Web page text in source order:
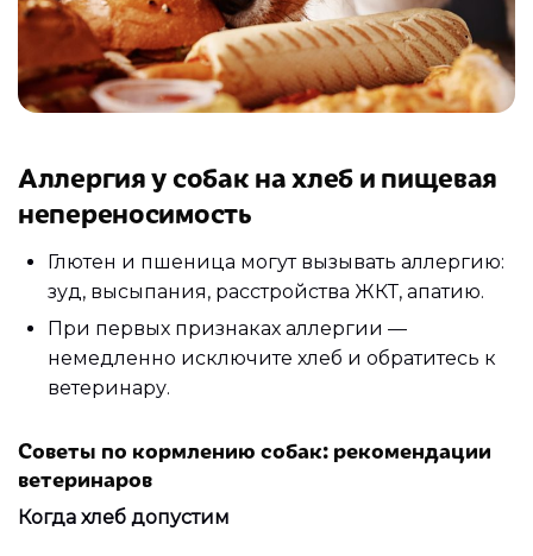
Аллергия у собак на хлеб и пищевая
непереносимость
Глютен и пшеница могут вызывать аллергию:
зуд, высыпания, расстройства ЖКТ, апатию.
При первых признаках аллергии —
немедленно исключите хлеб и обратитесь к
ветеринару.
Советы по кормлению собак: рекомендации
ветеринаров
Когда хлеб допустим